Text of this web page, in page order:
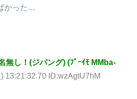
かった…
無し！(ジパング) (ﾌﾞｰｲﾓ MMba-
13:21:32.70 ID:wzAgtU7hM